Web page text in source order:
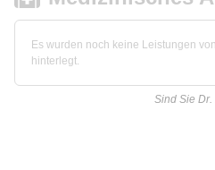
Es wurden noch keine Leistungen
hinterlegt.
Sind Sie Dr.